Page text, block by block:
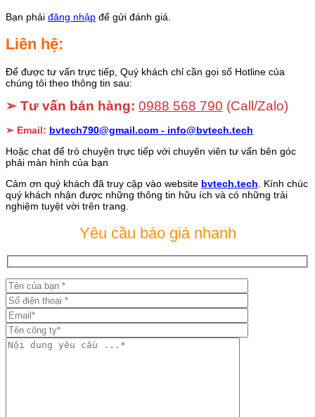
Bạn phải đăng nhập để gửi đánh giá.
Liên hệ:
Để được tư vấn trực tiếp, Quý khách chỉ cần gọi số Hotline của
chúng tôi theo thông tin sau:
➢ Tư vấn bán hàng: 0988 568 790 (Call/Zalo)
➢ Email: bvtech790@gmail.com - info@bvtech.tech
Hoặc chat để trò chuyện trực tiếp với chuyên viên tư vấn bên góc
phải màn hình của bạn
Cảm ơn quý khách đã truy cập vào website bvtech.tech. Kính chúc
quý khách nhận được những thông tin hữu ích và có những trải
nghiệm tuyệt vời trên trang.
Yêu cầu báo giá nhanh